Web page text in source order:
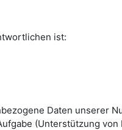
ist:
Daten unserer
(Unterstützung